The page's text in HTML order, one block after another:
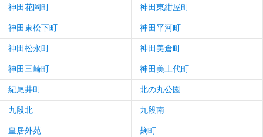
神田花岡町 神田東紺屋町
神田東松下町 神田平河町
神田松永町 神田美倉町
神田三崎町 神田美土代町
紀尾井町 北の丸公園
九段北 九段南
皇居外苑 麹町